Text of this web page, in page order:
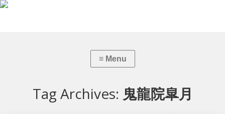
Tag Archives: 鬼龍院皐月